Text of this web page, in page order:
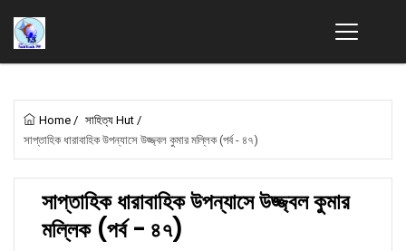
Home / সাহিত্য Hut /
সাপ্তাহিক ধারাবাহিক উপন্যাসে উজ্জ্বল কুমার মল্লিক (পর্ব - ৪৭)
সাপ্তাহিক ধারাবাহিক উপন্যাসে উজ্জ্বল কুমার
মল্লিক (পর্ব - ৪৭)